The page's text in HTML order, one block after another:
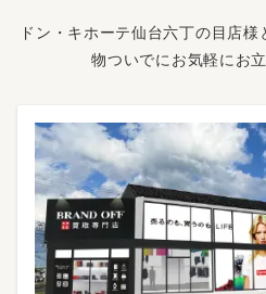
ドン・キホーテ仙台六丁の目店
物ついでにお気軽にお